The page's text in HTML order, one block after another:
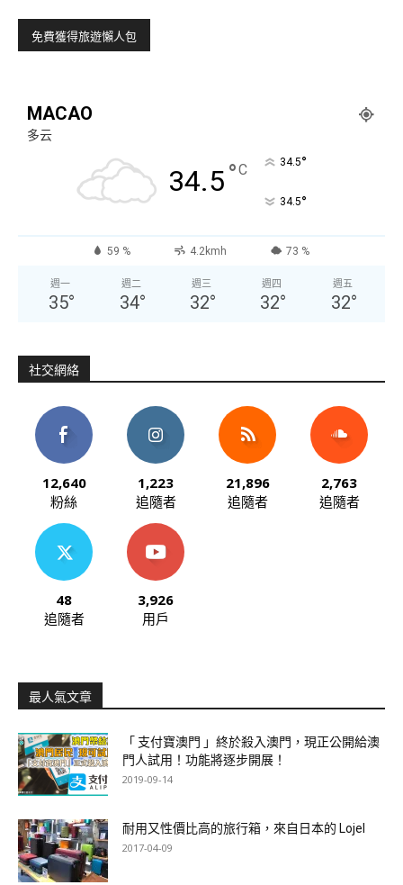
MACAO
多云
34.5°C 34.5°
34.5°
59 % 4.2kmh 73 %
週一
35°
週二
34°
週三
32°
週四
32°
週五
32°
社交網絡
12,640
粉絲
1,223
追隨者
21,896
追隨者
2,763
追隨者
48
追隨者
3,926
用戶
最人氣文章
「 支付寶澳門 」終於殺入澳門，現正公開給澳
門人試用！功能將逐步開展！
2019-09-14
耐用又性價比高的旅行箱，來自日本的 Lojel
2017-04-09